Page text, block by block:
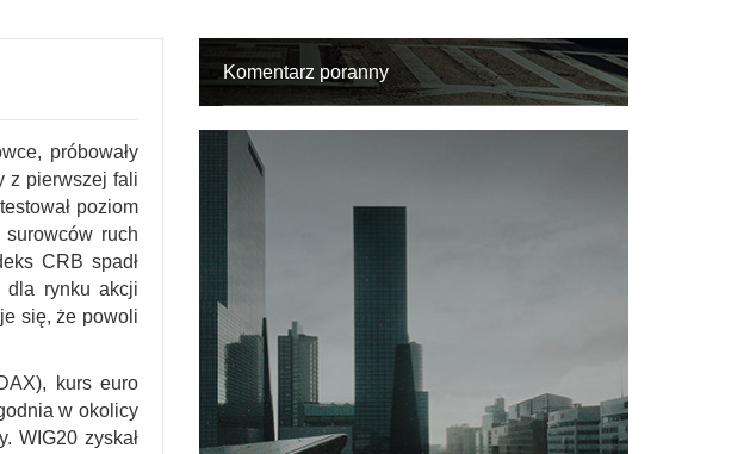
próbowały
z pierwszej fali
poziom
ruch
CRB spadł
dla rynku akcji
się, że powoli
kurs euro
w okolicy
WIG20 zyskał
Komentarz poranny